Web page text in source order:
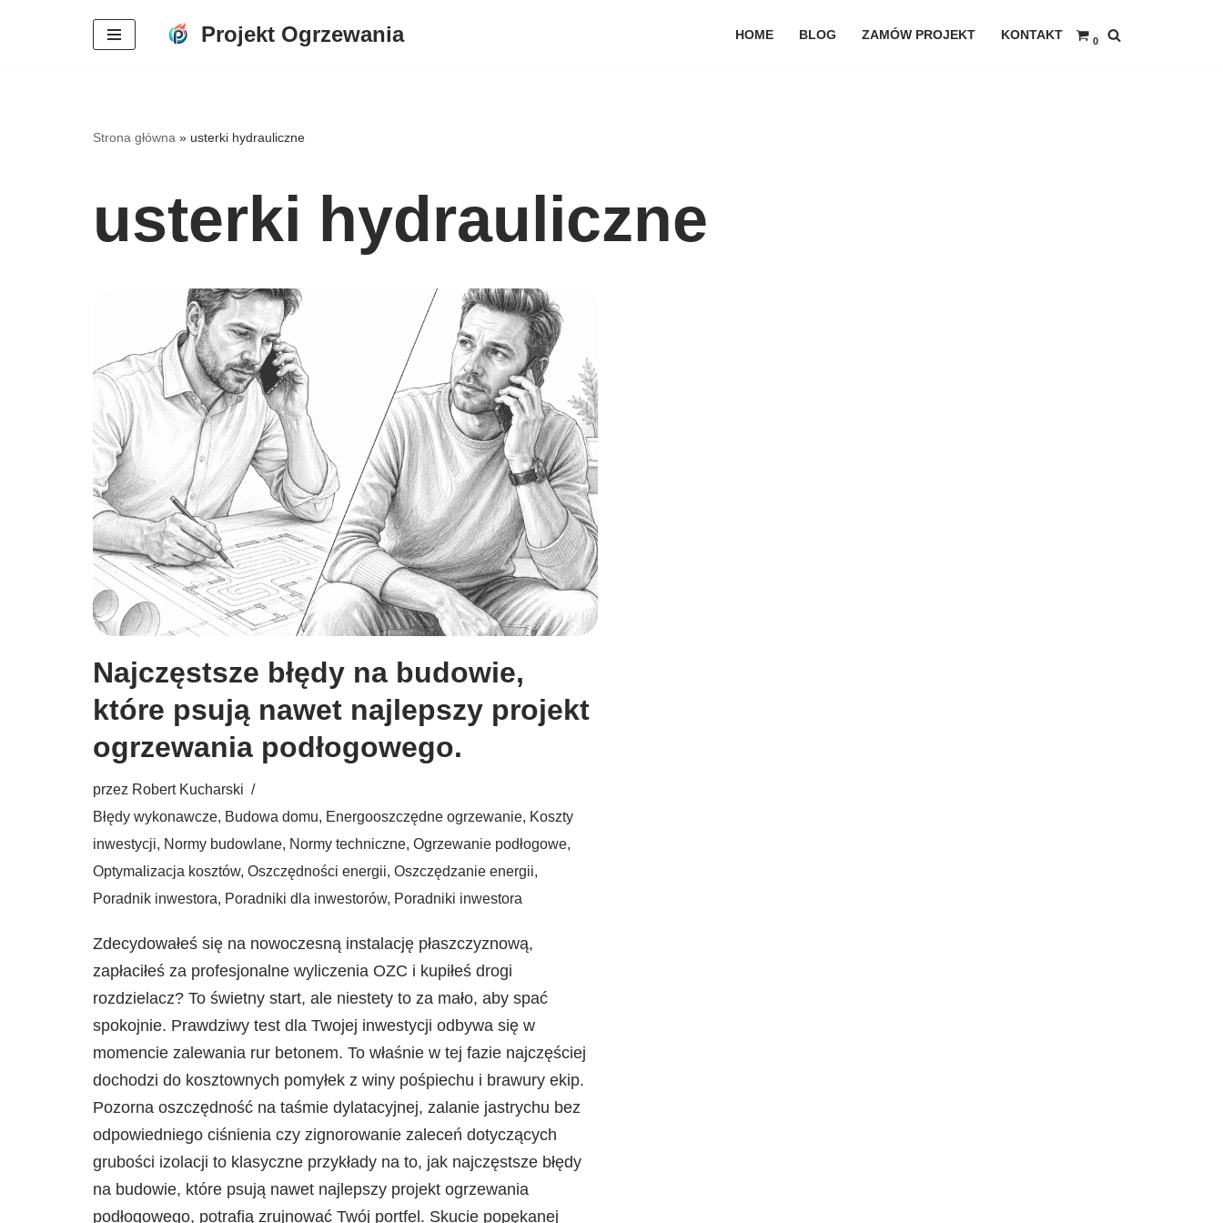
Projekt Ogrzewania HOME BLOG ZAMÓW PROJEKT KONTAKT 0
Strona główna » usterki hydrauliczne
usterki hydrauliczne
Najczęstsze błędy na budowie,
które psują nawet najlepszy projekt
ogrzewania podłogowego.
przez Robert Kucharski
Błędy wykonawcze, Budowa domu, Energooszczędne ogrzewanie, Koszty
inwestycji, Normy budowlane, Normy techniczne, Ogrzewanie podłogowe,
Optymalizacja kosztów, Oszczędności energii, Oszczędzanie energii,
Poradnik inwestora, Poradniki dla inwestorów, Poradniki inwestora
Zdecydowałeś się na nowoczesną instalację płaszczyznową,
zapłaciłeś za profesjonalne wyliczenia OZC i kupiłeś drogi
rozdzielacz? To świetny start, ale niestety to za mało, aby spać
spokojnie. Prawdziwy test dla Twojej inwestycji odbywa się w
momencie zalewania rur betonem. To właśnie w tej fazie najczęściej
dochodzi do kosztownych pomyłek z winy pośpiechu i brawury ekip.
Pozorna oszczędność na taśmie dylatacyjnej, zalanie jastrychu bez
odpowiedniego ciśnienia czy zignorowanie zaleceń dotyczących
grubości izolacji to klasyczne przykłady na to, jak najczęstsze błędy
na budowie, które psują nawet najlepszy projekt ogrzewania
podłogowego, potrafią zrujnować Twój portfel. Skucie popękanej